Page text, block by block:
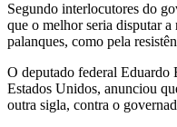
Segundo interlocutores do
que o melhor seria disputar
palanques, como pela
O deputado federal Eduardo
Estados Unidos, anunciou
outra sigla, contra o